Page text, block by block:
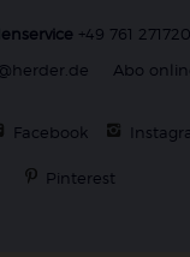
+49 761
Abo
Facebook
Pinterest